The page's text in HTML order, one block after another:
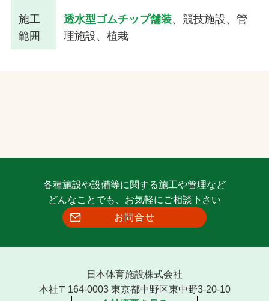
施工
範囲
透水型ゴムチップ舗装、競技施設、管
理施設、植栽
各種施設や設備等に関する施工や管理など
どんなことでも、お気軽にご相談下さい
お問合せ
日本体育施設株式会社
本社〒164-0003 東京都中野区東中野3-20-10